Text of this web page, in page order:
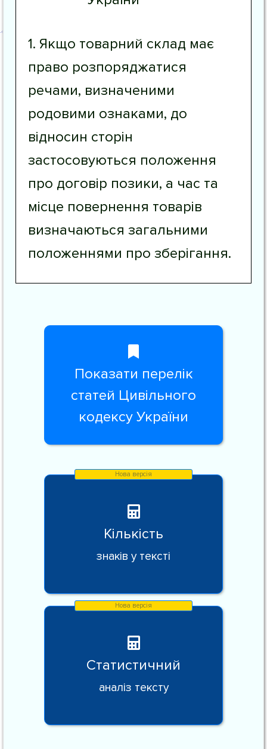
1. Якщо товарний склад має
право розпоряджатися
речами, визначеними
родовими ознаками, до
відносин сторін
застосовуються положення
про договір позики, а час та
місце повернення товарів
визначаються загальними
положеннями про зберігання.
Показати перелік
статей Цивільного
кодексу України
Кількість
знаків у тексті
Статистичний
аналіз тексту